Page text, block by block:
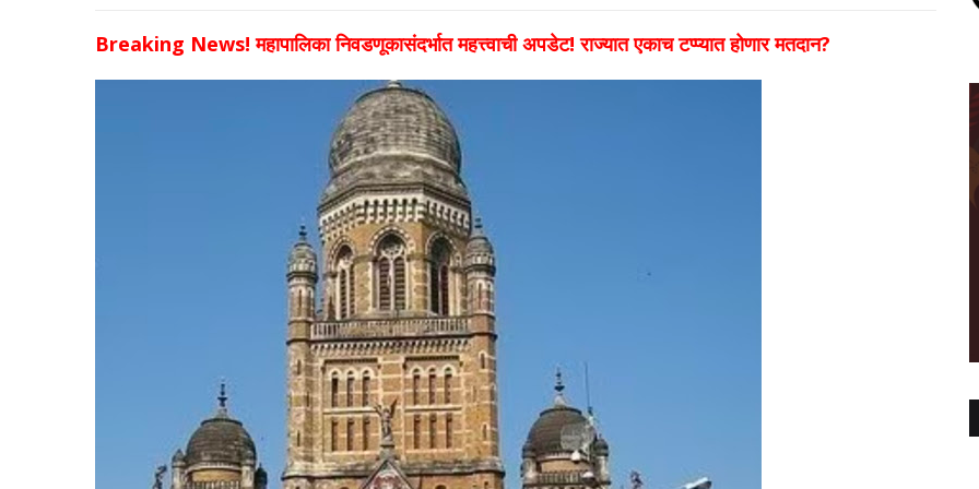
Breaking News! महापालिका निवडणूकासंदर्भात महत्त्वाची अपडेट! राज्यात एकाच टप्प्यात होणार मतदान?